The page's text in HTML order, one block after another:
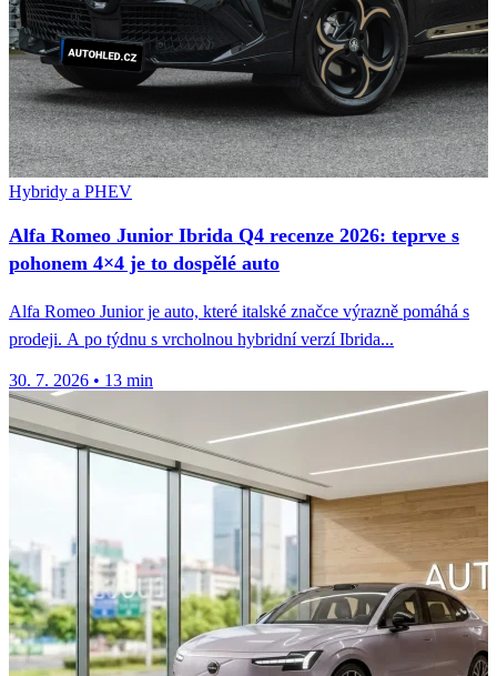
Hybridy a PHEV
Alfa Romeo Junior Ibrida Q4 recenze 2026: teprve s
pohonem 4×4 je to dospělé auto
Alfa Romeo Junior je auto, které italské značce výrazně pomáhá s
prodeji. A po týdnu s vrcholnou hybridní verzí Ibrida...
30. 7. 2026 • 13 min